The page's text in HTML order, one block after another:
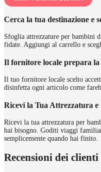
Cerca la tua destinazione e
Sfoglia attrezzature per bambini
fidate. Aggiungi al carrello e
Il fornitore locale prepara
Il tuo fornitore locale scelto
disinfetta ogni articolo come
Ricevi la Tua Attrezzatura
Ricevi la tua attrezzatura per
hai bisogno. Goditi viaggi
semplicemente quando hai finito.
Recensioni dei clienti